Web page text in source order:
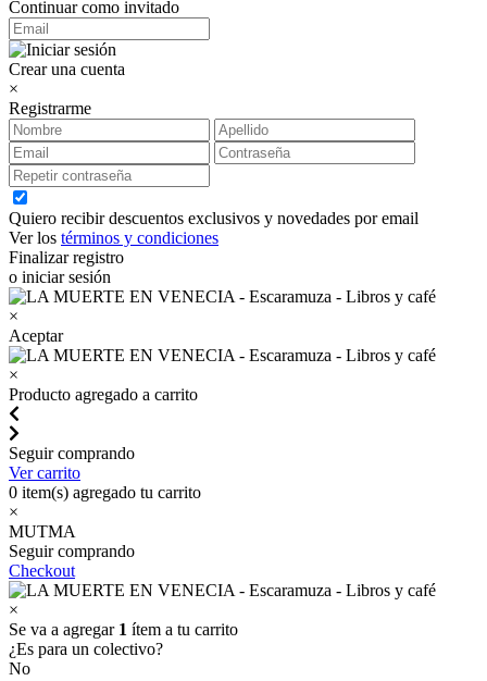
Continuar como invitado
Crear una cuenta
×
Registrarme
Quiero recibir descuentos exclusivos y novedades por email
Ver los términos y condiciones
Finalizar registro
o iniciar sesión
×
Aceptar
×
Producto agregado a carrito
Seguir comprando
Ver carrito
0 item(s) agregado tu carrito
×
MUTMA
Seguir comprando
Checkout
×
Se va a agregar 1 ítem a tu carrito
¿Es para un colectivo?
No